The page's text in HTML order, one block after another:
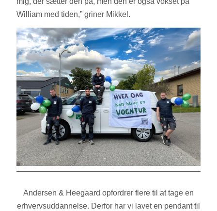
William med tiden,” griner Mikkel.
Andersen & Heegaard opfordrer flere til at tage en
erhvervsuddannelse. Derfor har vi lavet en pendant til